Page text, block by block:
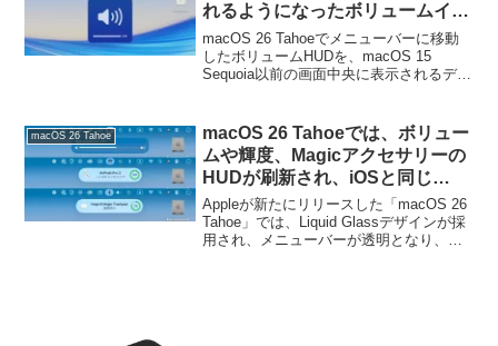
れるようになったボリュームイン
ジケータをmacOS 15 Sequoia以
前のデザインに戻す
「VolumeHUD」アプリがリリー
macOS 26 Tahoeでメニューバーに移動
したボリュームHUDを、macOS 15
Sequoia以前の画面中央に表示されるデザ
います。
macOS 26 Tahoe
macOS 26 Tahoeでは、ボリュー
ムや輝度、Magicアクセサリーの
HUDが刷新され、iOSと同じ
AirPods接続インジケーターも導
入。
Appleが新たにリリースした「macOS 26
Tahoe」では、Liquid Glassデザインが採
用され、メニューバーが透明となり、